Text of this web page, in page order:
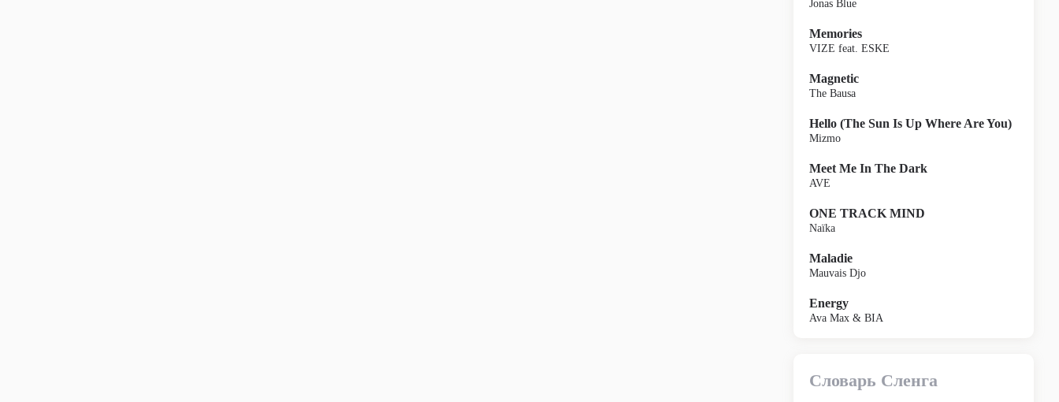
Jonas Blue
Memories
VIZE feat. ESKE
Magnetic
The Bausa
Hello (The Sun Is Up Where Are You)
Mizmo
Meet Me In The Dark
AVE
ONE TRACK MIND
Naïka
Maladie
Mauvais Djo
Energy
Ava Max & BIA
Словарь Сленга